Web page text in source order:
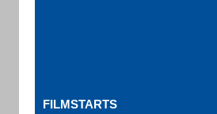
FILMSTARTS